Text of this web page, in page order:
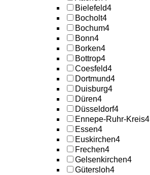
Bielefeld4
Bocholt4
Bochum4
Bonn4
Borken4
Bottrop4
Coesfeld4
Dortmund4
Duisburg4
Düren4
Düsseldorf4
Ennepe-Ruhr-Kreis4
Essen4
Euskirchen4
Frechen4
Gelsenkirchen4
Gütersloh4